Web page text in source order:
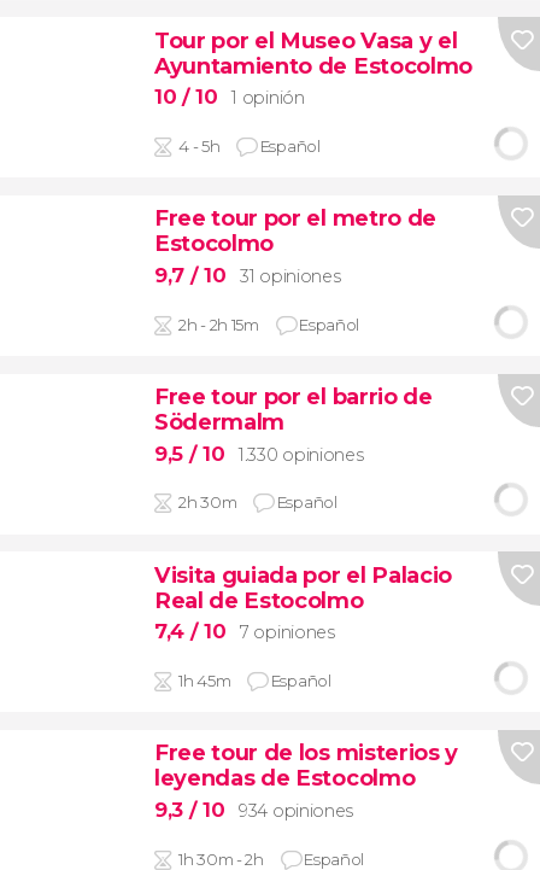
Tour por el Museo Vasa y el
Ayuntamiento de Estocolmo
10 / 10 1 opinión
4 - 5h Español
Free tour por el metro de
Estocolmo
9,7 / 10 31 opiniones
2h - 2h 15m Español
Free tour por el barrio de
Södermalm
9,5 / 10 1.330 opiniones
2h 30m Español
Visita guiada por el Palacio
Real de Estocolmo
7,4 / 10 7 opiniones
1h 45m Español
Free tour de los misterios y
leyendas de Estocolmo
9,3 / 10 934 opiniones
1h 30m - 2h Español